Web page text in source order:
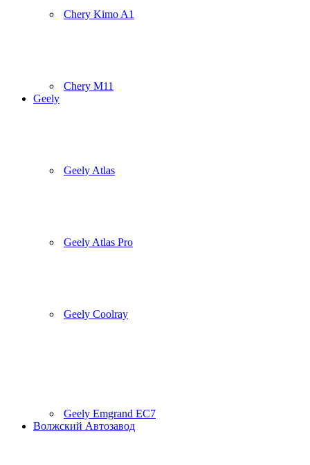
Chery Kimo A1
Chery M11
Geely
Geely Atlas
Geely Atlas Pro
Geely Coolray
Geely Emgrand EC7
Волжский Автозавод